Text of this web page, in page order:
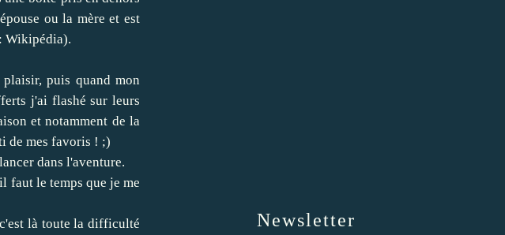
ou la mère et est
Wikipédia).
puis quand mon
j'ai flashé sur leurs
et notamment de la
de mes favoris ! ;)
dans l'aventure.
faut le temps que je me
là toute la difficulté
Newsletter